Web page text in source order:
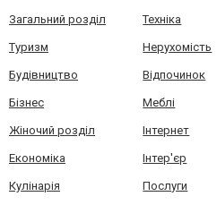
Загальний розділ Техніка
Туризм Нерухомість
Будівництво Відпочинок
Бізнес Меблі
Жіночий розділ Інтернет
Економіка Інтер'єр
Кулінарія Послуги